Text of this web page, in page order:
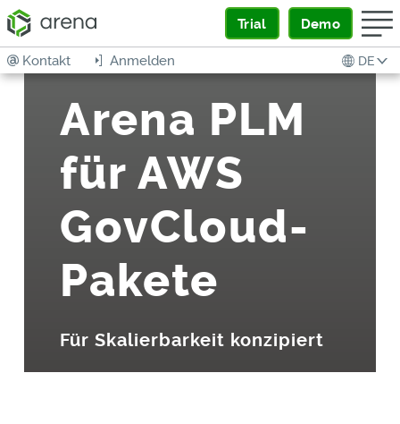
Trial Demo
DE
Anmelden
Kontakt
Arena PLM
für AWS
GovCloud-
Pakete
Für Skalierbarkeit konzipiert